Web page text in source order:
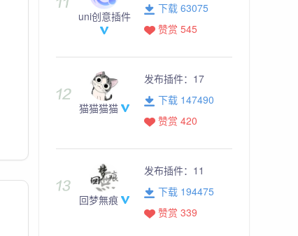
uni创意插件
下载 63075
赞赏 545
猫猫猫猫
发布插件： 17
下载 147490
赞赏 420
回梦無痕
发布插件： 11
下载 194475
赞赏 339